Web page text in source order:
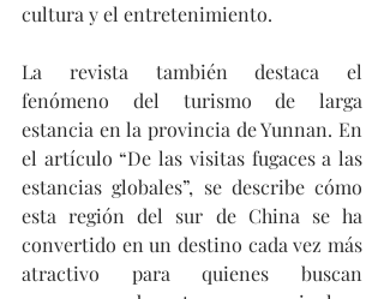
cultura y el entretenimiento.
La revista también destaca el
fenómeno del turismo de larga
estancia en la provincia de Yunnan. En
el artículo “De las visitas fugaces a las
estancias globales”, se describe cómo
esta región del sur de China se ha
convertido en un destino cada vez más
atractivo para quienes buscan